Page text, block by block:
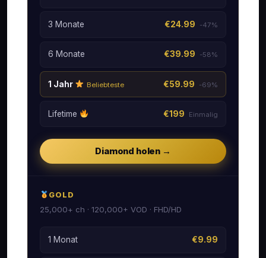
3 Monate €24.99 -47%
6 Monate €39.99 -58%
1 Jahr Beliebteste €59.99 -69%
Lifetime €199 Einmalig
Diamond holen →
GOLD
25,000+ ch · 120,000+ VOD · FHD/HD
1 Monat €9.99